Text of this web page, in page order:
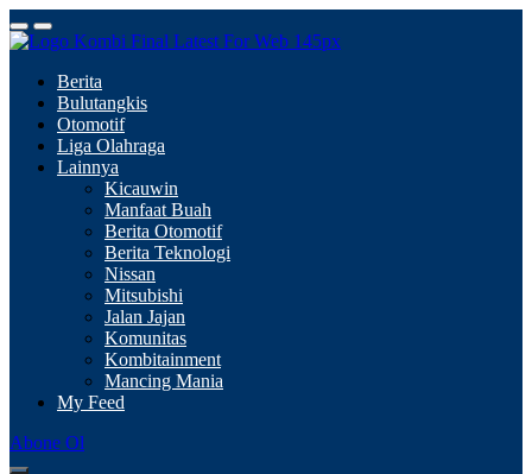
Berita
Bulutangkis
Otomotif
Liga Olahraga
Lainnya
Kicauwin
Manfaat Buah
Berita Otomotif
Berita Teknologi
Nissan
Mitsubishi
Jalan Jajan
Komunitas
Kombitainment
Mancing Mania
My Feed
Abone Ol